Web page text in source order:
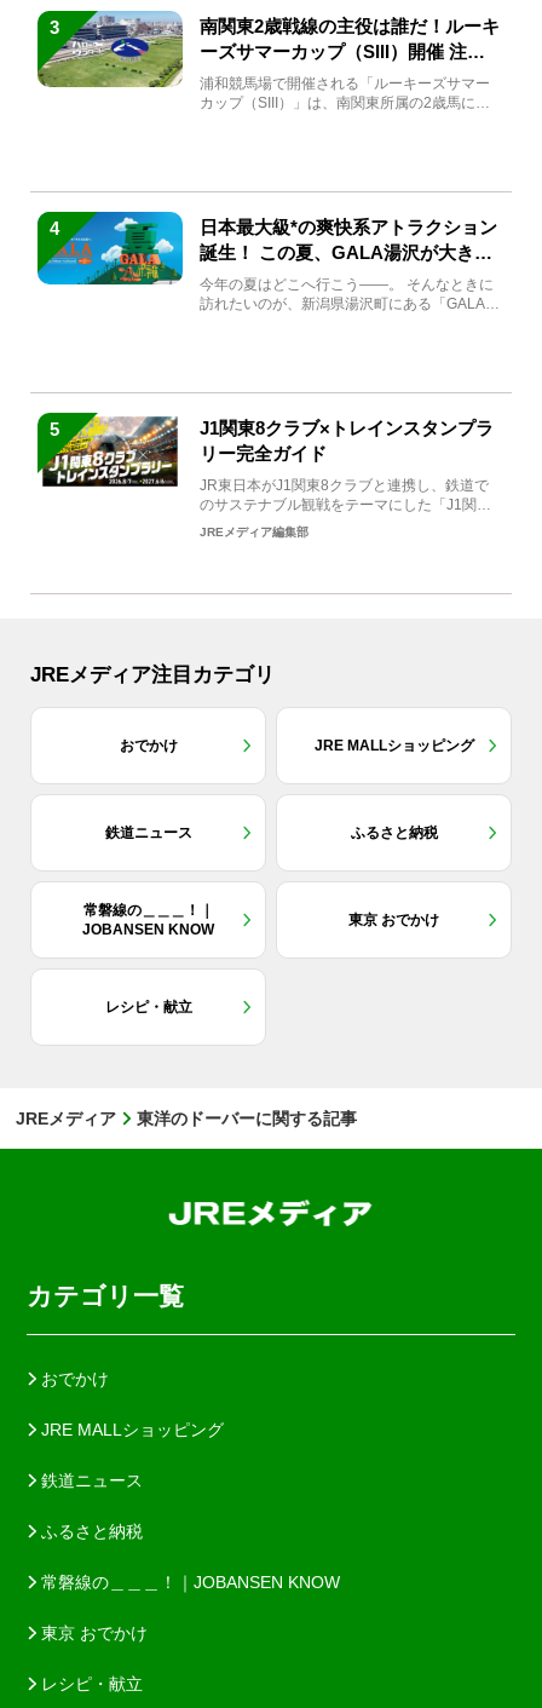
3
南関東2歳戦線の主役は誰だ！ルーキ
ーズサマーカップ（SIII）開催 注目
馬と見どころをチェック
浦和競馬場で開催される「ルーキーズサマー
カップ（SIII）」は、南関東所属の2歳馬によ
4
日本最大級*の爽快系アトラクション
誕生！ この夏、GALA湯沢が大きく
生まれ変わる
今年の夏はどこへ行こう――。 そんなときに
訪れたいのが、新潟県湯沢町にある「GALA湯
5
J1関東8クラブ×トレインスタンプラ
リー完全ガイド
JR東日本がJ1関東8クラブと連携し、鉄道で
のサステナブル観戦をテーマにした「J1関東8
クラブ×トレイン...
JREメディア編集部
JREメディア注目カテゴリ
おでかけ JRE MALLショッピング
鉄道ニュース ふるさと納税
常磐線の＿＿＿！｜
JOBANSEN KNOW
東京 おでかけ
レシピ・献立
JREメディア 東洋のドーバーに関する記事
カテゴリ一覧
おでかけ
JRE MALLショッピング
鉄道ニュース
ふるさと納税
常磐線の＿＿＿！｜JOBANSEN KNOW
東京 おでかけ
レシピ・献立